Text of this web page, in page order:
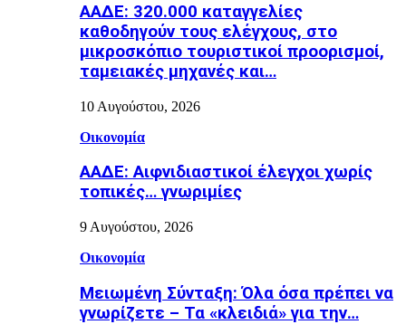
ΑΑΔΕ: 320.000 καταγγελίες
καθοδηγούν τους ελέγχους, στο
μικροσκόπιο τουριστικοί προορισμοί,
ταμειακές μηχανές και…
10 Αυγούστου, 2026
Οικονομία
ΑΑΔΕ: Αιφνιδιαστικοί έλεγχοι χωρίς
τοπικές… γνωριμίες
9 Αυγούστου, 2026
Οικονομία
Μειωμένη Σύνταξη: Όλα όσα πρέπει να
γνωρίζετε – Τα «κλειδιά» για την…